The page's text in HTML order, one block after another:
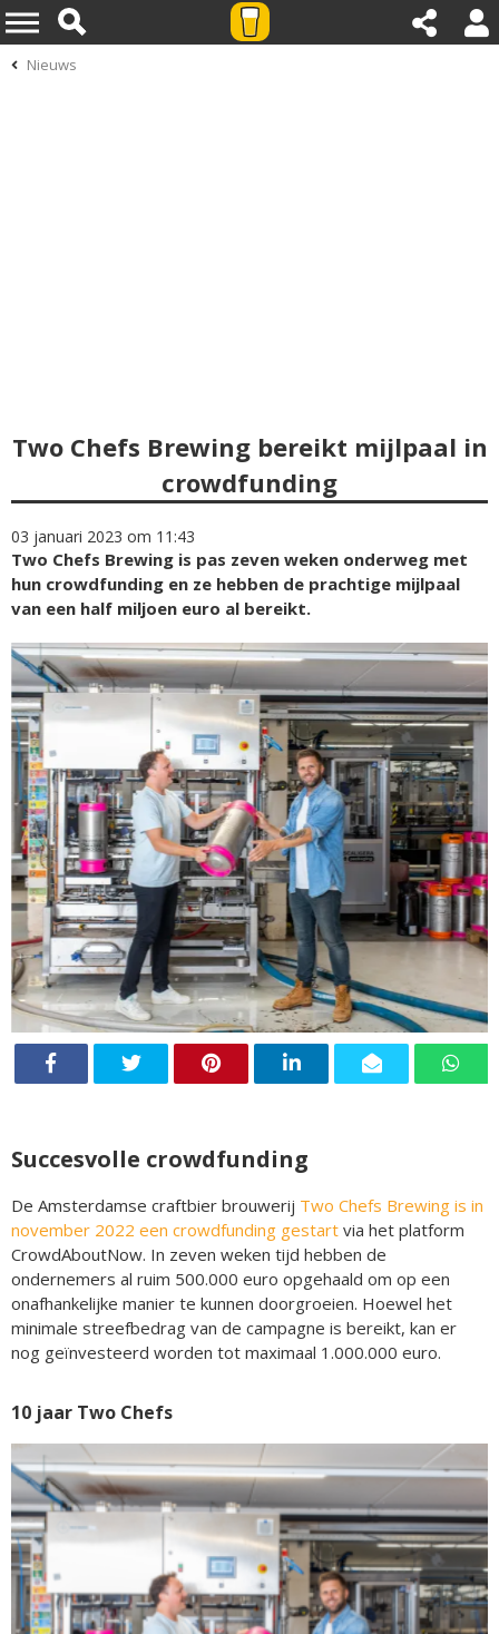
Nieuws
Two Chefs Brewing bereikt mijlpaal in
crowdfunding
03 januari 2023 om 11:43
Two Chefs Brewing is pas zeven weken onderweg met
hun crowdfunding en ze hebben de prachtige mijlpaal
van een half miljoen euro al bereikt.
Succesvolle crowdfunding
De Amsterdamse craftbier brouwerij Two Chefs Brewing is in
november 2022 een crowdfunding gestart via het platform
CrowdAboutNow. In zeven weken tijd hebben de
ondernemers al ruim 500.000 euro opgehaald om op een
onafhankelijke manier te kunnen doorgroeien. Hoewel het
minimale streefbedrag van de campagne is bereikt, kan er
nog geïnvesteerd worden tot maximaal 1.000.000 euro.
10 jaar Two Chefs